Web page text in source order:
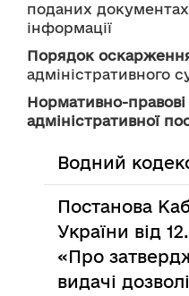
поданих документах
інформації
Порядок
адміністративного
Нормативно-
адміністративної
Водний
Постанова
України від
«Про
видачі